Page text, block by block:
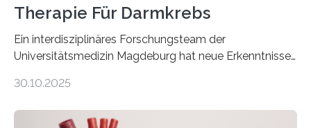
Therapie Für Darmkrebs
Ein interdisziplinäres Forschungsteam der
Universitätsmedizin Magdeburg hat neue Erkenntnisse
behandelt werden kann. In ihrer aktuellen Studie,
Oncology, zeigen die Forschenden, dass Mini-Tumore
30.10.2025